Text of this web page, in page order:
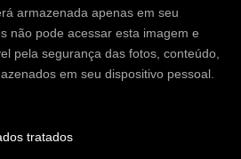
armazenada apenas em seu
não pode acessar esta imagem e
pela segurança das fotos, conteúdo,
em seu dispositivo pessoal.
tratados